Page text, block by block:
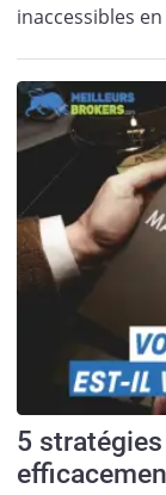
inaccessibles
5